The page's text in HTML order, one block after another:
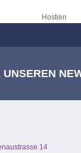
Hostien
14